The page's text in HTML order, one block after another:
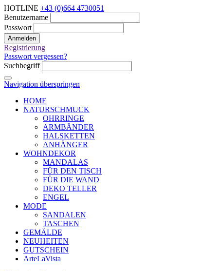
HOTLINE +43 (0)664 4730051
Benutzername
Passwort
Anmelden
Registrierung
Passwort vergessen?
Suchbegriff
Navigation überspringen
HOME
NATURSCHMUCK
OHRRINGE
ARMBÄNDER
HALSKETTEN
ANHÄNGER
WOHNDEKOR
MANDALAS
FÜR DEN TISCH
FÜR DIE WAND
DEKO TELLER
ENGEL
MODE
SANDALEN
TASCHEN
GEMÄLDE
NEUHEITEN
GUTSCHEIN
ArteLaVista